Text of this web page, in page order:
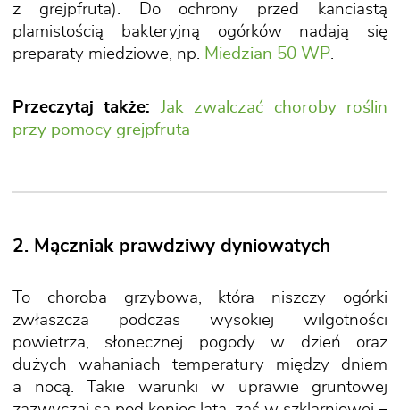
z grejpfruta). Do ochrony przed kanciastą
plamistością bakteryjną ogórków nadają się
preparaty miedziowe, np. Miedzian 50 WP.
Przeczytaj także:
Jak zwalczać choroby roślin
przy pomocy grejpfruta
2. Mączniak prawdziwy dyniowatych
To choroba grzybowa, która niszczy ogórki
zwłaszcza podczas wysokiej wilgotności
powietrza, słonecznej pogody w dzień oraz
dużych wahaniach temperatury między dniem
a nocą. Takie warunki w uprawie gruntowej